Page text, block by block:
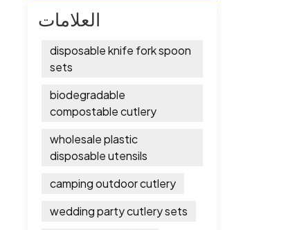
العلامات
disposable knife fork spoon
sets
biodegradable
compostable cutlery
wholesale plastic
disposable utensils
camping outdoor cutlery
wedding party cutlery sets